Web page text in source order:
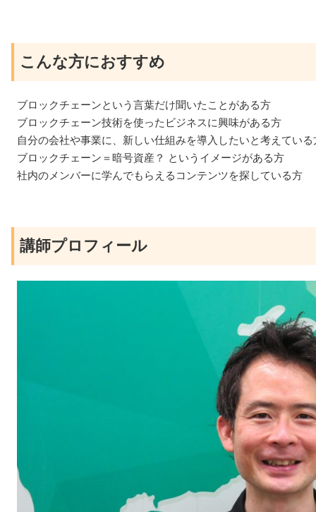
こんな方におすすめ
ブロックチェーンという言葉だけ聞いたことがある方
ブロックチェーン技術を使ったビジネスに興味がある方
自分の会社や事業に、新しい仕組みを導入したいと考えている
ブロックチェーン＝暗号資産？ というイメージがある方
社内のメンバーに学んでもらえるコンテンツを探している方
講師プロフィール